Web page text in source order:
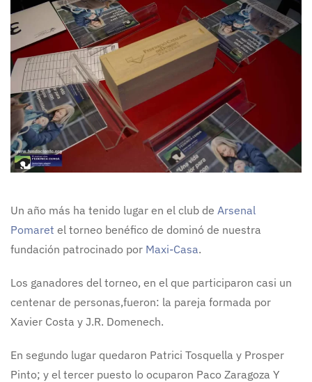
Un año más ha tenido lugar en el club de Arsenal
Pomaret el torneo benéfico de dominó de nuestra
fundación patrocinado por Maxi-Casa.
Los ganadores del torneo, en el que participaron casi un
centenar de personas,fueron: la pareja formada por
Xavier Costa y J.R. Domenech.
En segundo lugar quedaron Patrici Tosquella y Prosper
Pinto; y el tercer puesto lo ocuparon Paco Zaragoza Y